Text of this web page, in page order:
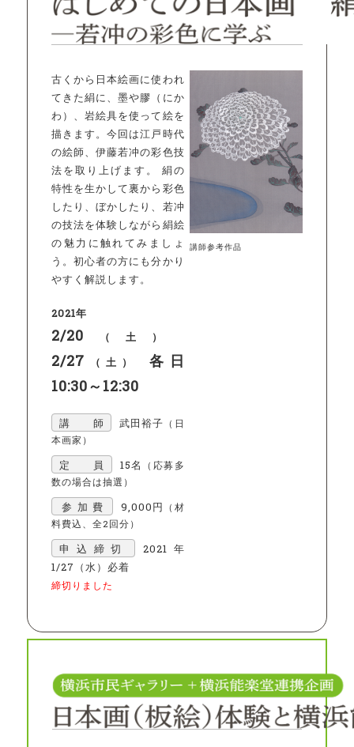
古くから日本絵画に使われ
てきた絹に、墨や膠（にか
わ）、岩絵具を使って絵を
描きます。今回は江戸時代
の絵師、伊藤若冲の彩色技
法を取り上げます。 絹の
特性を生かして裏から彩色
したり、ぼかしたり、若冲
の技法を体験しながら絹絵
の魅力に触れてみましょ
う。初心者の方にも分かり
やすく解説します。
2021年
2/20 （土）
2/27 （土）
各日
10:30～12:30
講 師 武田裕子 （日
本画家）
定 員
15名 （応募多
数の場合は抽選）
参加費
9,000円 （材
料費込、全2回分）
申込締切
2021年
1/27（水）必着
締切りました
講師参考作品